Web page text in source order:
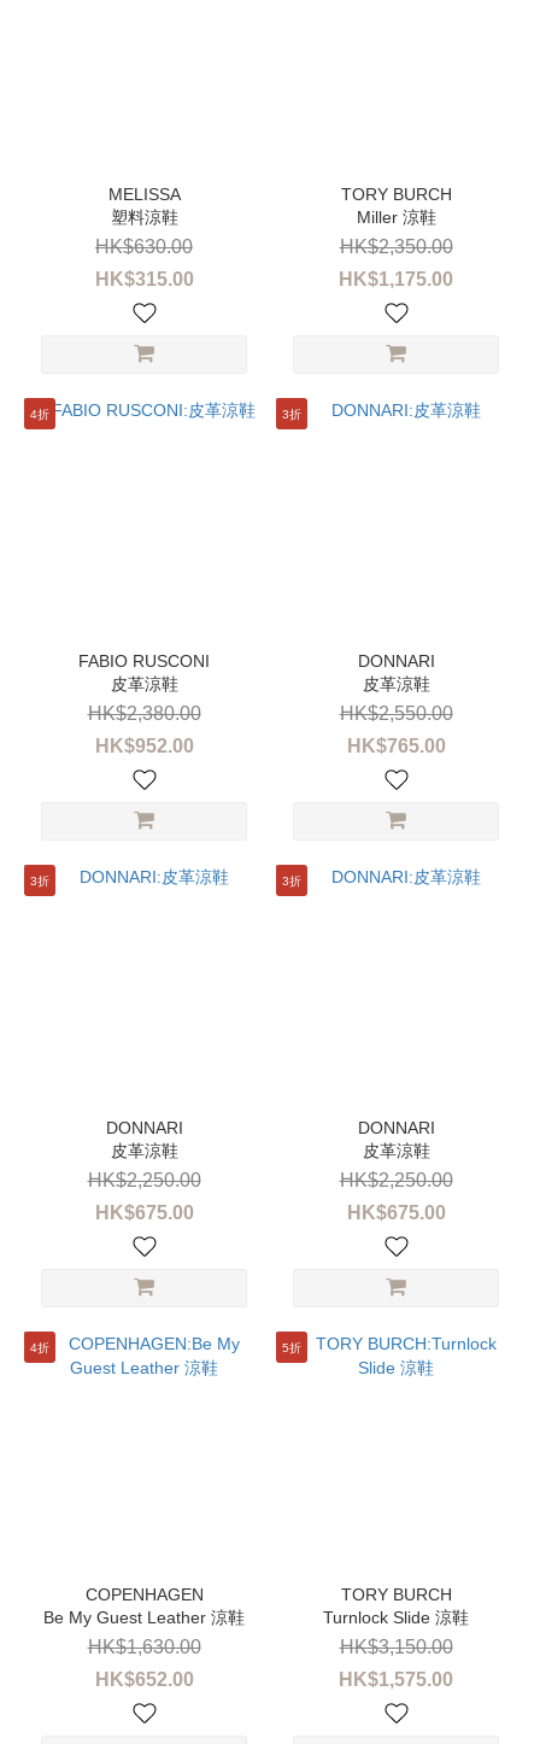
塑料涼鞋
HK$315.00
HK$630.00
Miller 涼鞋
HK$1,175.00
HK$2,350.00
4折
皮革涼鞋
HK$952.00
HK$2,380.00
3折
皮革涼鞋
HK$765.00
HK$2,550.00
3折
皮革涼鞋
HK$675.00
HK$2,250.00
3折
皮革涼鞋
HK$675.00
HK$2,250.00
4折
Be My Guest Leather 涼鞋
HK$652.00
HK$1,630.00
5折
Turnlock Slide 涼鞋
HK$1,575.00
HK$3,150.00